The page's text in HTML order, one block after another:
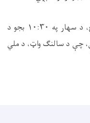
د سهار په ۱۰:۳۰ بجو د
چې د سالنګ واټ، د ملي